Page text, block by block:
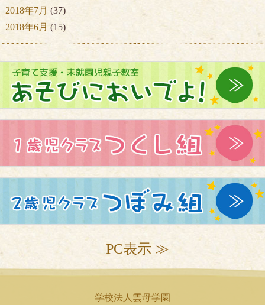
2018年7月 (37)
2018年6月 (15)
PC表示 ≫
学校法人雲母学園